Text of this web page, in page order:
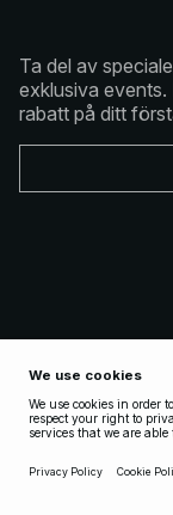
Ta del av
exklusiva events.
rabatt på ditt
Copyright 2025 Nakdcom